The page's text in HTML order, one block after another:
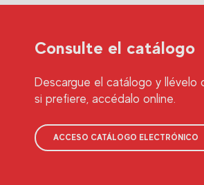
Consulte el catálogo
Descargue el catálogo y llévelo
si prefiere, accédalo online.
ACCESO CATÁLOGO ELECTRÓNICO